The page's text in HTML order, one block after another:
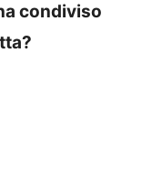
condiviso